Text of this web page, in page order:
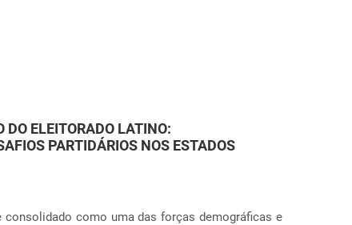
VIOLAÇÕES JUDICIAIS NA
Estados Unidos ganhou contornos ainda mais
de práticas punitivas severas nas fronteiras e no
Próximo